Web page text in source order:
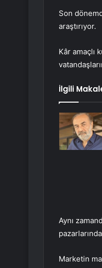
Son
araştırıyor.
Kâr amaçlı
İlgili
Aynı
Marketin